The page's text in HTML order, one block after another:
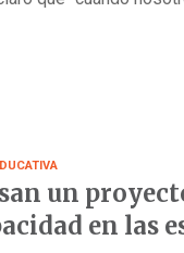
un
en las